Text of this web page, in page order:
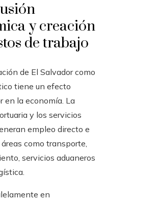
y creación
de trabajo
de El Salvador como
tiene un efecto
en la economía. La
y los servicios
empleo directo e
como transporte,
servicios aduaneros
en